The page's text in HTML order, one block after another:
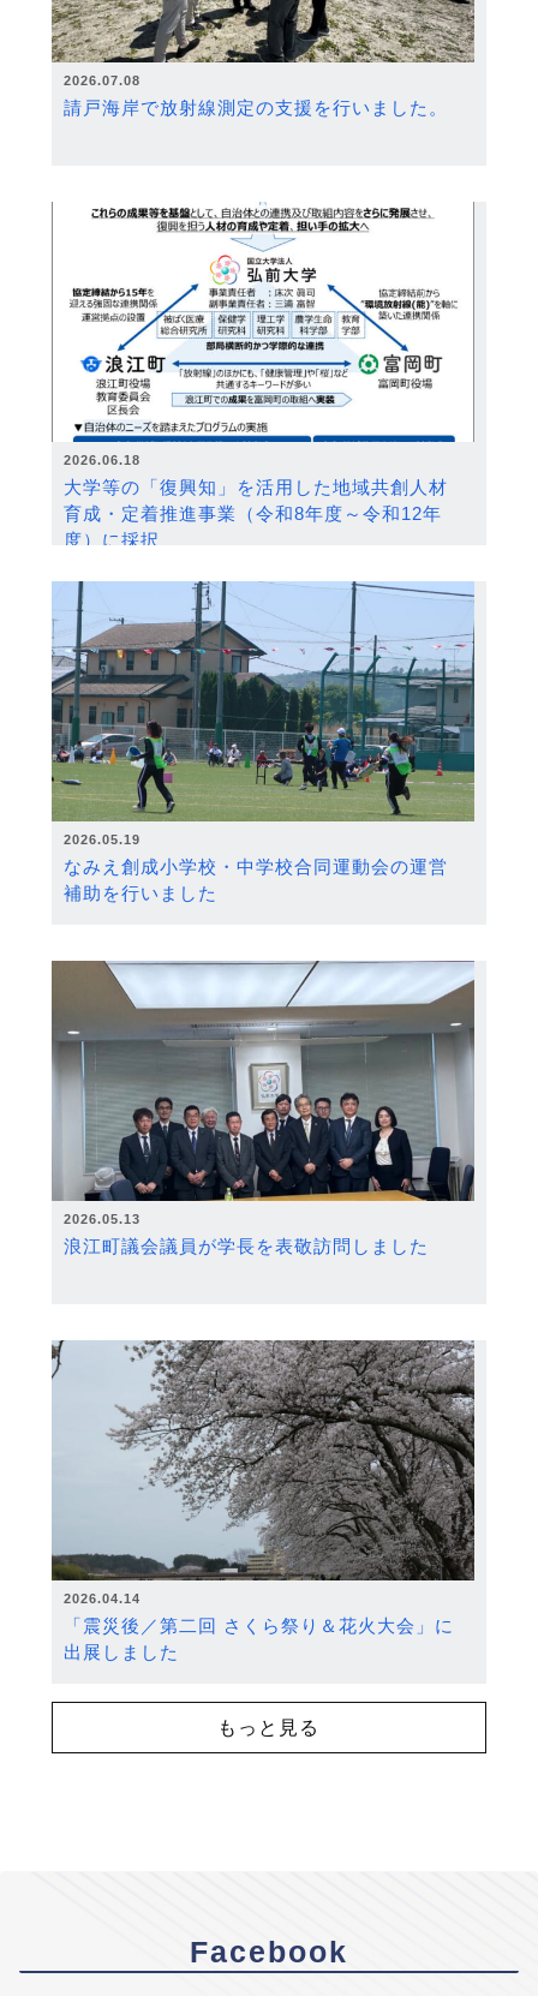
2026.07.08
請戸海岸で放射線測定の支援を行いました。
2026.06.18
大学等の「復興知」を活用した地域共創人材
育成・定着推進事業（令和8年度～令和12年
度）に採択
2026.05.19
なみえ創成小学校・中学校合同運動会の運営
補助を行いました
2026.05.13
浪江町議会議員が学長を表敬訪問しました
2026.04.14
「震災後／第二回 さくら祭り＆花火大会」に
出展しました
もっと見る
Facebook